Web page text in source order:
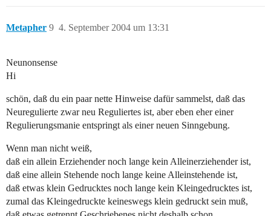
Metapher 4. September 2004 um 13:31
9
Neunonsense
Hi
schön, daß du ein paar nette Hinweise dafür sammelst, daß das
Neuregulierte zwar neu Reguliertes ist, aber eben eher einer
Regulierungsmanie entspringt als einer neuen Sinngebung.
Wenn man nicht weiß,
daß ein allein Erziehender noch lange kein Alleinerziehender ist,
daß eine allein Stehende noch lange keine Alleinstehende ist,
daß etwas klein Gedrucktes noch lange kein Kleingedrucktes ist,
zumal das Kleingedruckte keineswegs klein gedruckt sein muß,